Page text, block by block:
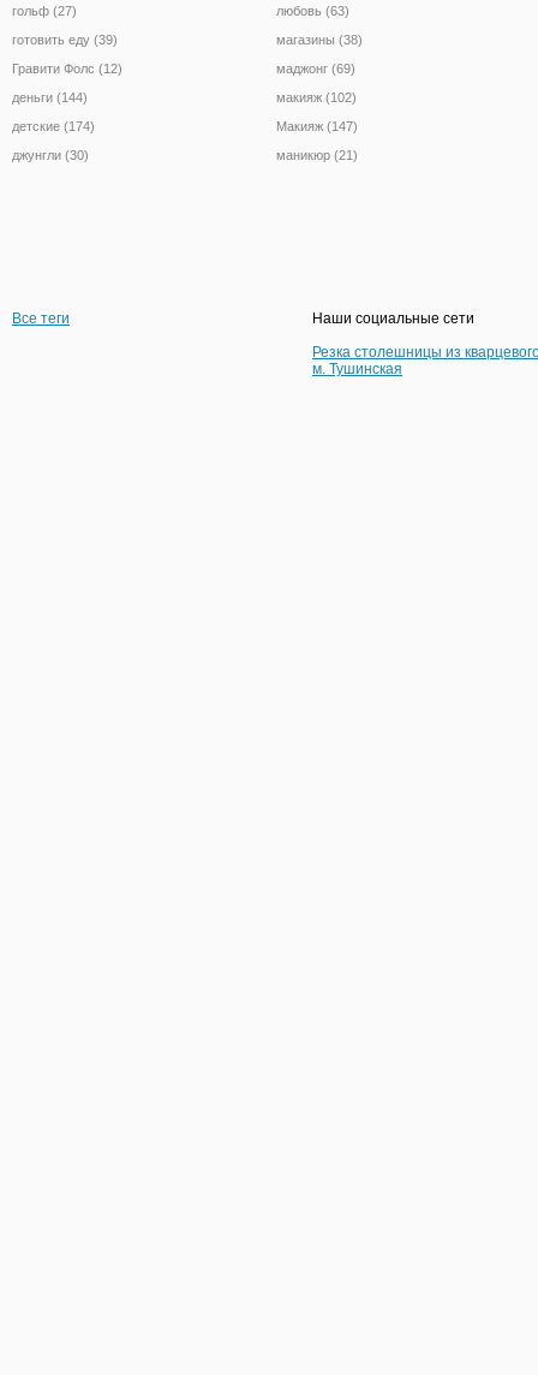
гольф (27)
готовить еду (39)
Гравити Фолс (12)
деньги (144)
детские (174)
джунгли (30)
любовь (63)
магазины (38)
маджонг (69)
макияж (102)
Макияж (147)
маникюр (21)
Все теги
Наши социальные сети
Резка столешницы из
м. Тушинская